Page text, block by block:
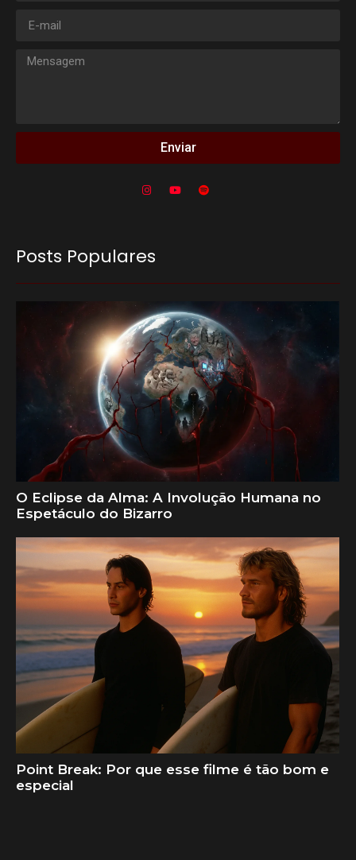
Enviar
Posts Populares
O Eclipse da Alma: A Involução Humana no
Espetáculo do Bizarro
Point Break: Por que esse filme é tão bom e
especial